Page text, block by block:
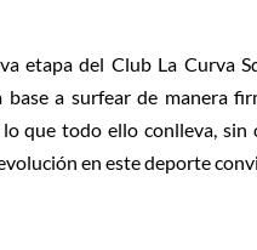
etapa del Club La Curva
a surfear de manera
que todo ello conlleva,
en este deporte